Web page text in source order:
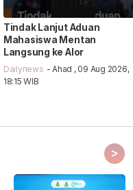
Tindak Lanjut Aduan
Mahasiswa Mentan
Langsung ke Alor
Dailynews - Ahad , 09 Aug 2026,
18:15 WIB
>